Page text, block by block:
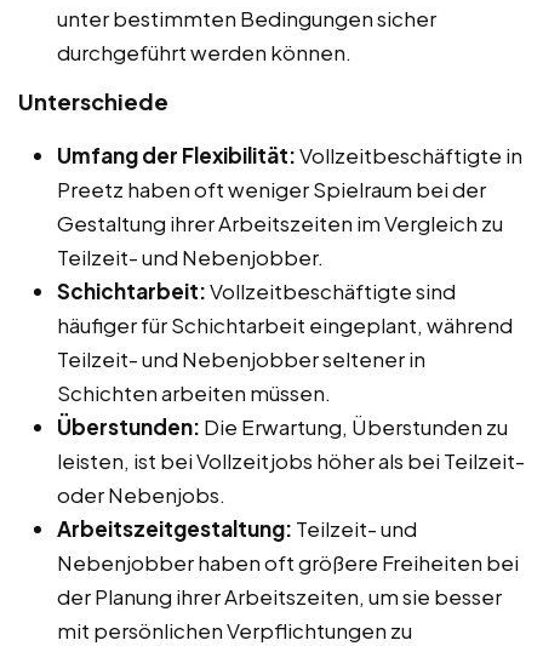
unter bestimmten Bedingungen sicher
durchgeführt werden können.
Unterschiede
Umfang der Flexibilität:Vollzeitbeschäftigte in
Preetz haben oft weniger Spielraum bei der
Gestaltung ihrer Arbeitszeiten im Vergleich zu
Teilzeit- und Nebenjobber.
Schichtarbeit:Vollzeitbeschäftigte sind
häufiger für Schichtarbeit eingeplant, während
Teilzeit- und Nebenjobber seltener in
Schichten arbeiten müssen.
Überstunden: Die Erwartung, Überstunden zu
leisten, ist bei Vollzeitjobs höher als bei Teilzeit-
oder Nebenjobs.
Arbeitszeitgestaltung: Teilzeit- und
Nebenjobber haben oft größere Freiheiten bei
der Planung ihrer Arbeitszeiten, um sie besser
mit persönlichen Verpflichtungen zu